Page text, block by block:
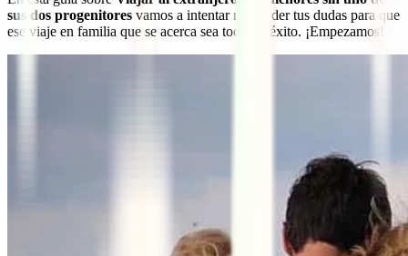
sus dos progenitores vamos a intentar responder tus dudas para que
ese viaje en familia que se acerca sea todo un éxito. ¡Empezamos!